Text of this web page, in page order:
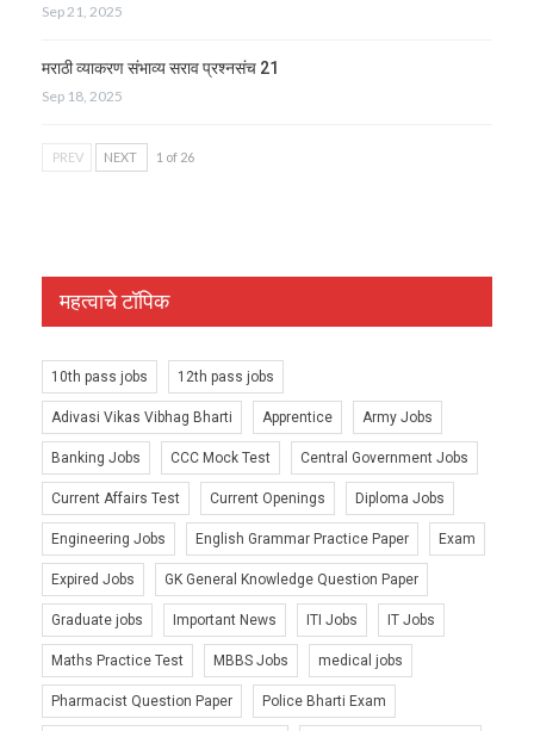
Sep 21, 2025
मराठी व्याकरण संभाव्य सराव प्रश्नसंच 21
Sep 18, 2025
PREV NEXT 1 of 26
महत्वाचे टॉपिक
10th pass jobs 12th pass jobs
Adivasi Vikas Vibhag Bharti Apprentice Army Jobs
Banking Jobs CCC Mock Test Central Government Jobs
Current Affairs Test Current Openings Diploma Jobs
Engineering Jobs English Grammar Practice Paper Exam
Expired Jobs GK General Knowledge Question Paper
Graduate jobs Important News ITI Jobs IT Jobs
Maths Practice Test MBBS Jobs medical jobs
Pharmacist Question Paper Police Bharti Exam